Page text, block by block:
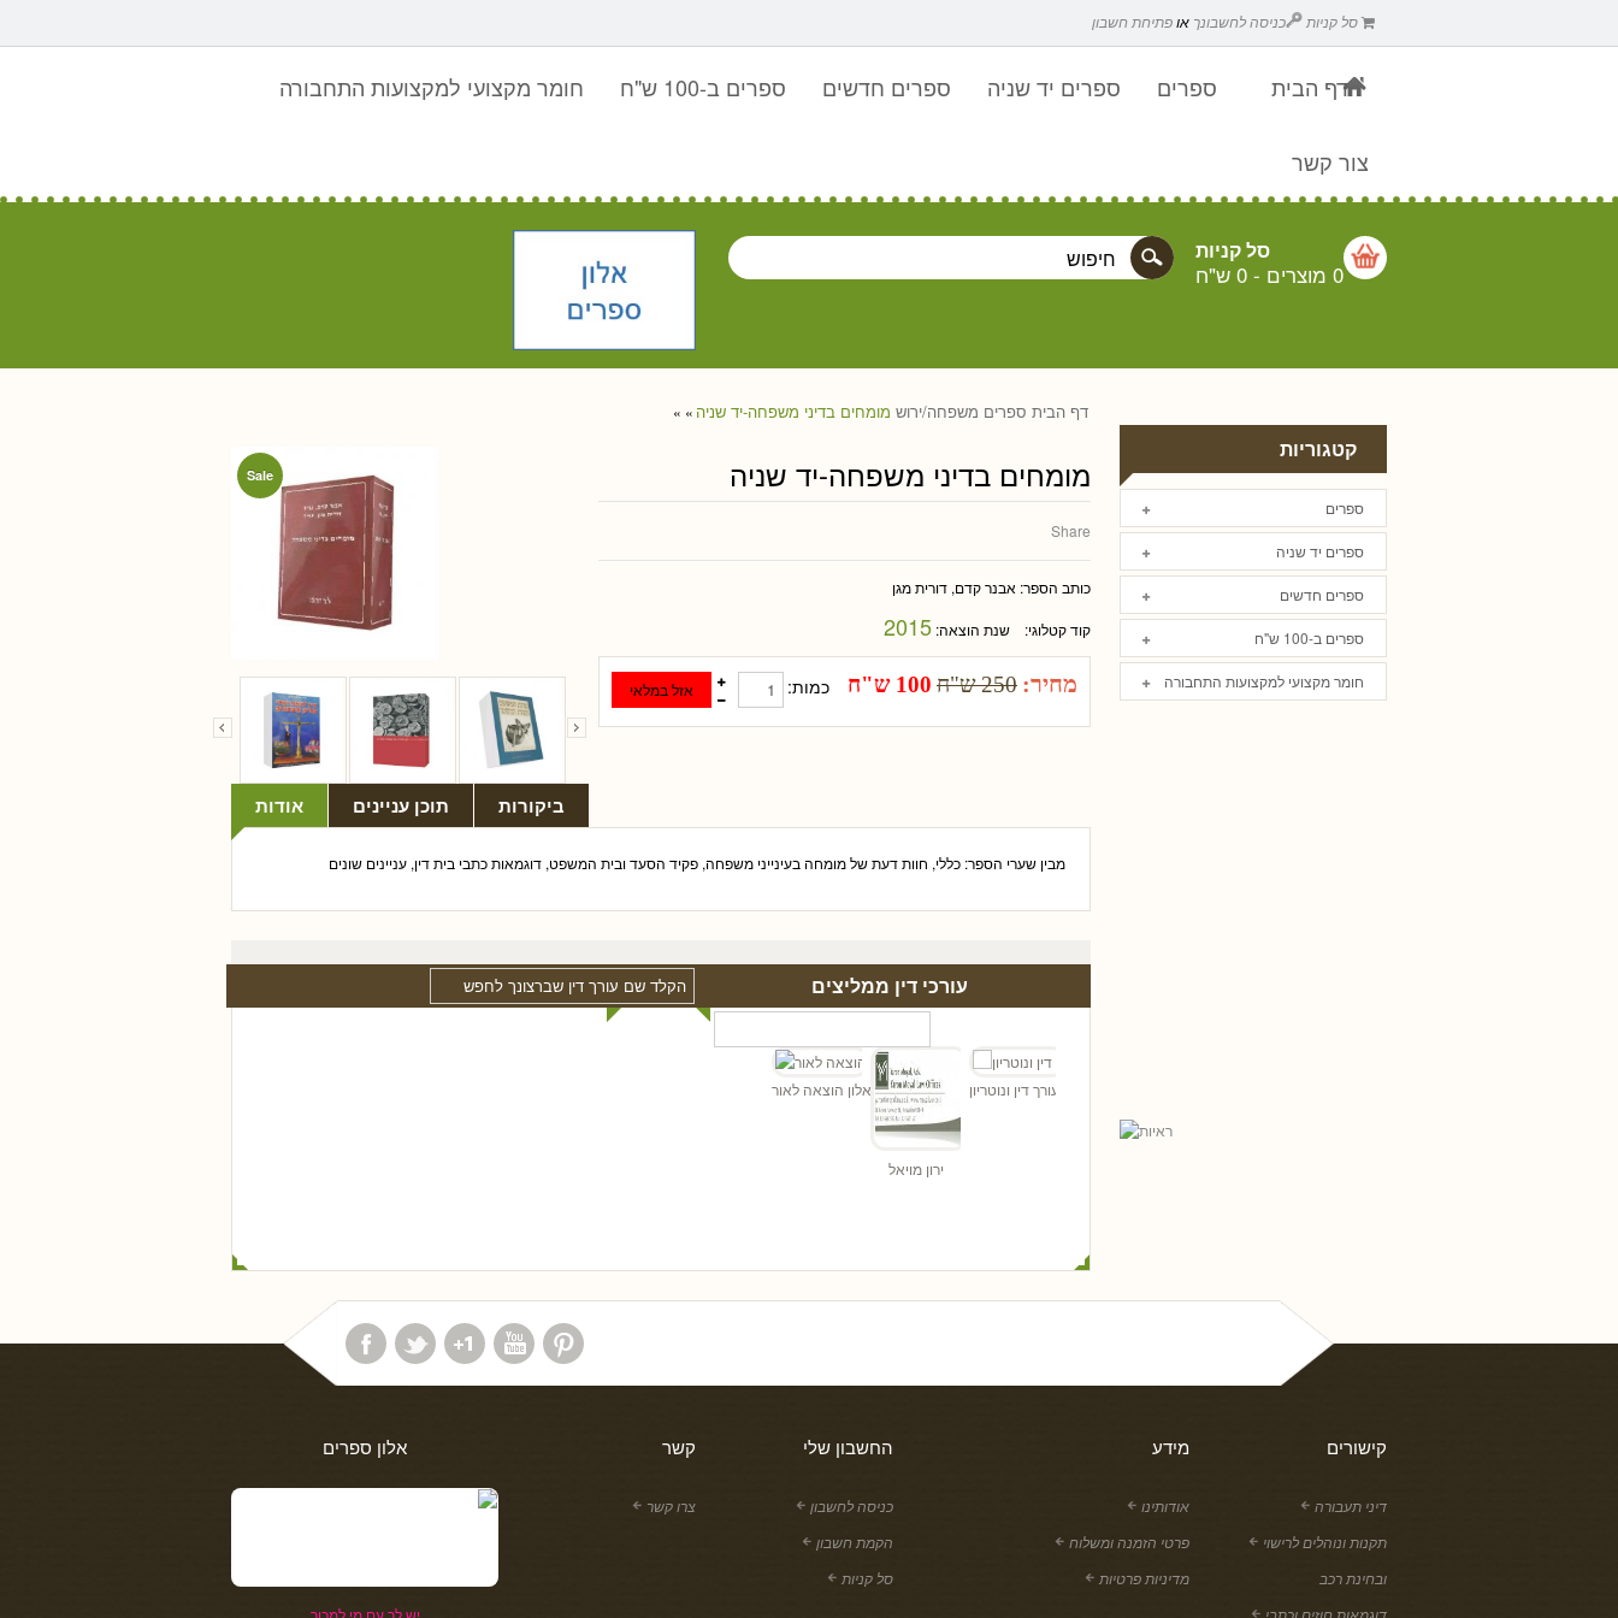
סל קניות כניסה לחשבונך אופתיחת חשבון
דף הבית ספרים ספרים יד שניה ספרים חדשים ספרים ב-100 ש"ח חומר מקצועי למקצועות התחבורה
צור קשר
סל קניות
0 מוצרים - 0 ש"ח
דף הבית » ספרים משפחה/ירוש » מומחים בדיני משפחה-יד שניה
Sale מומחים בדיני משפחה-יד שניה
Share
כותב הספר: אבנר קדם, דורית מגן
קוד קטלוגי: שנת הוצאה:2015
מחיר: 250 ש"ח 100 ש"ח כמות:
אודות תוכן עניינים ביקורות
מבין שערי הספר: כללי, חוות דעת של מומחה בעינייני משפחה, פקיד הסעד ובית המשפט, דוגמאות כתבי בית דין, עניינים שונים
עורכי דין ממליצים
אלון הוצאה לאור
ירון מויאל
שי כהן - עורך דין ונוטריון
קטגוריות
ספרים
ספרים יד שניה
ספרים חדשים
ספרים ב-100 ש"ח
חומר מקצועי למקצועות התחבורה
אלון ספרים
יש לך עם מי למכור
קשר
צרו קשר
החשבון שלי
כניסה לחשבון
הקמת חשבון
סל קניות
מידע
אודותינו
פרטי הזמנה ומשלוח
מדיניות פרטיות
קישורים
דיני תעבורה
תקנות ונוהלים לרישוי
ובחינת רכב
דוגמאות חוזים וכתבי